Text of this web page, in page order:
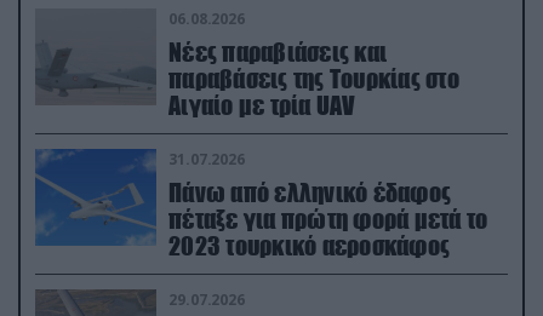
06.08.2026
Νέες παραβιάσεις και
παραβάσεις της Τουρκίας στο
Αιγαίο με τρία UAV
31.07.2026
Πάνω από ελληνικό έδαφος
πέταξε για πρώτη φορά μετά το
2023 τουρκικό αεροσκάφος
29.07.2026